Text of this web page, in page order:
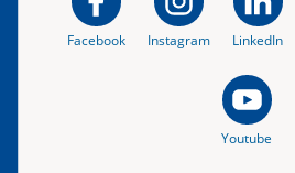
Facebook Instagram LinkedIn
Youtube